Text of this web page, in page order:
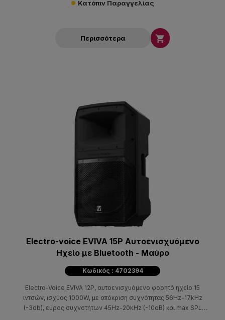
Κατόπιν Παραγγελίας
Περισσότερα 
Electro-voice EVIVA 15P Αυτοενισχυόμενο
Ηχείο με Bluetooth - Μαύρο
Κωδικός : 4702394
Electro-Voice EVIVA 12P, αυτοενισχυόμενο φορητό ηχείο 15
ιντσών, ισχύος 1000W, με απόκριση συχνότητας 56Hz-17kHz
(-3db), εύρος συχνοτήτων 45Hz-20kHz (-10dB) και max SPL